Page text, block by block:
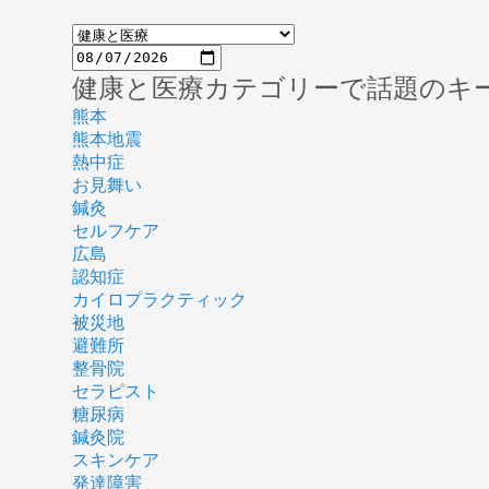
健康と医療カテゴリーで話題のキ
熊本
熊本地震
熱中症
お見舞い
鍼灸
セルフケア
広島
認知症
カイロプラクティック
被災地
避難所
整骨院
セラピスト
糖尿病
鍼灸院
スキンケア
発達障害